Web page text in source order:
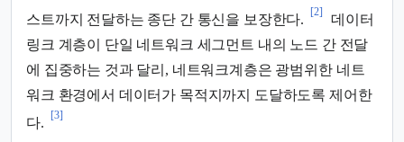
스트까지 전달하는 종단 간 통신을 보장한다.
[2]
데이터
링크 계층이 단일 네트워크 세그먼트 내의 노드 간 전달
에 집중하는 것과 달리, 네트워크계층은 광범위한 네트
워크 환경에서 데이터가 목적지까지 도달하도록 제어한
다.
[3]